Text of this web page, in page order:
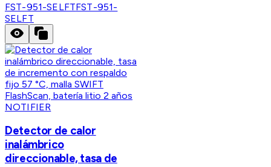
FST-951-SELFTFST-951-
SELFT
NOTIFIER
Detector de calor
inalámbrico
direccionable, tasa de